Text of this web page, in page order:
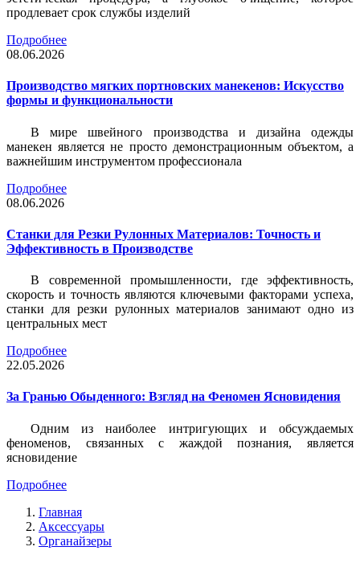
продлевает срок службы изделий
Подробнее
08.06.2026
Производство мягких портновских манекенов: Искусство
формы и функциональности
В мире швейного производства и дизайна одежды
манекен является не просто демонстрационным объектом, а
важнейшим инструментом профессионала
Подробнее
08.06.2026
Станки для Резки Рулонных Материалов: Точность и
Эффективность в Производстве
В современной промышленности, где эффективность,
скорость и точность являются ключевыми факторами успеха,
станки для резки рулонных материалов занимают одно из
центральных мест
Подробнее
22.05.2026
За Гранью Обыденного: Взгляд на Феномен Ясновидения
Одним из наиболее интригующих и обсуждаемых
феноменов, связанных с жаждой познания, является
ясновидение
Подробнее
Главная
Аксессуары
Органайзеры